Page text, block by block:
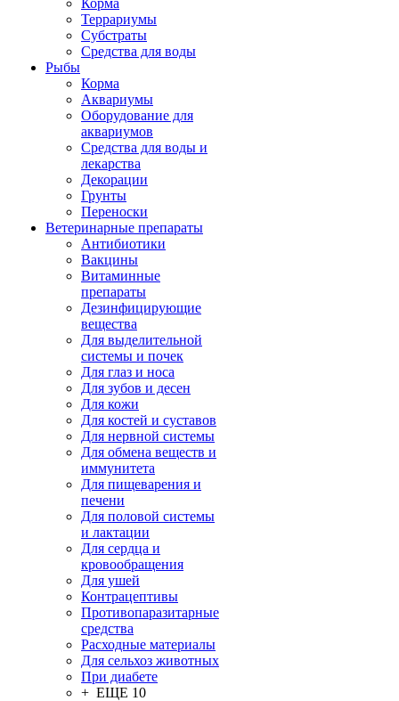
Корма
Террариумы
Субстраты
Средства для воды
Рыбы
Корма
Аквариумы
Оборудование для
аквариумов
Средства для воды и
лекарства
Декорации
Грунты
Переноски
Ветеринарные препараты
Антибиотики
Вакцины
Витаминные
препараты
Дезинфицирующие
вещества
Для выделительной
системы и почек
Для глаз и носа
Для зубов и десен
Для кожи
Для костей и суставов
Для нервной системы
Для обмена веществ и
иммунитета
Для пищеварения и
печени
Для половой системы
и лактации
Для сердца и
кровообращения
Для ушей
Контрацептивы
Противопаразитарные
средства
Расходные материалы
Для сельхоз животных
При диабете
+ ЕЩЕ 10